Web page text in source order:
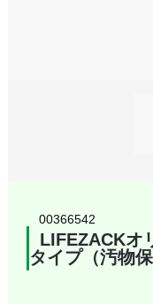
00366542
LIFEZACK
タイプ（汚物保